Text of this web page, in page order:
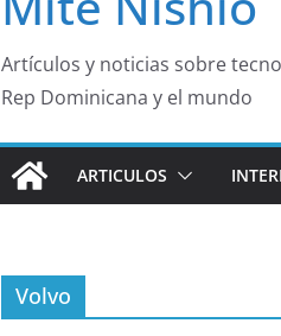
Artículos y noticias sobre
Rep Dominicana y el mundo
ARTICULOS
Volvo